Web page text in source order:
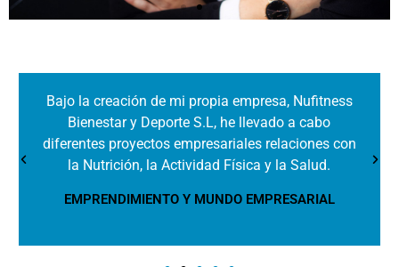
Empresaria y
Emprendedora
Desde los 17 años creando negocios
y proyectos de éxito.
Bajo la creación de mi propia empresa, Nufitness
Bienestar y Deporte S.L, he llevado a cabo
diferentes proyectos empresariales relaciones con
la Nutrición, la Actividad Física y la Salud.
EMPRENDIMIENTO Y MUNDO EMPRESARIAL